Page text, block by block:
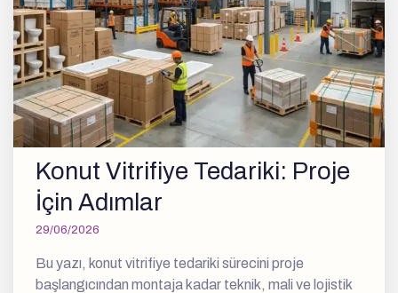
Konut Vitrifiye Tedariki: Proje
İçin Adımlar
29/06/2026
Bu yazı, konut vitrifiye tedariki sürecini proje
başlangıcından montaja kadar teknik, mali ve lojistik